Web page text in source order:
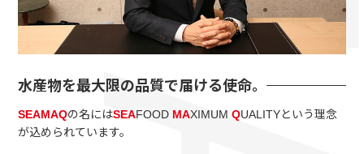
水産物を最大限の品質で届ける使命。
SEAMAQの名にはSEAFOOD MAXIMUMQUALITYという理念
が込められています。